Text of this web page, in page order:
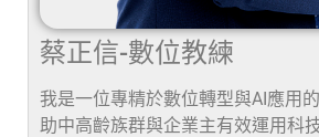
蔡正信-數位教練
我是一位專精於數位轉型與AI應用
助中高齡族群與企業主有效運用科